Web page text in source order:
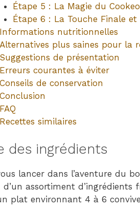
Étape 5 : La Magie du
Étape 6 : La Touche Finale et
Informations nutritionnelles
Alternatives plus saines pour la
Suggestions de présentation
Erreurs courantes à éviter
Conseils de conservation
Conclusion
FAQ
Recettes similaires
des ingrédients
lancer dans l’aventure du
d’un assortiment
plat environnant 4 à 6